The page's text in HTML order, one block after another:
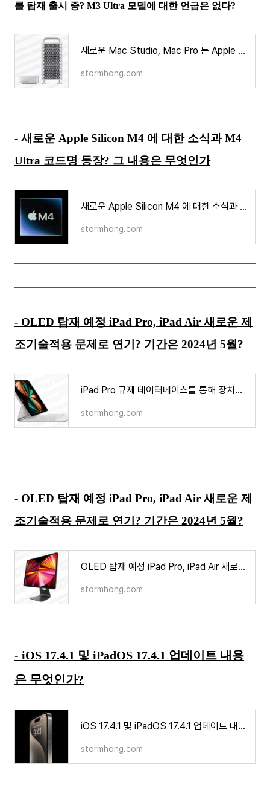
를 탑재 출시 중? M3 Ultra 모델에 대한 언급은 없다?
새로운 Mac Studio, Mac Pro 는 Apple Silicon M4 Ultra 를 탑재 출시 중? 그러나 M3 Ultra 모델에 대한 언급은
stormhong.com
- 새로운 Apple Silicon M4 에 대한 소식과 M4
Ultra 코드명 등장? 그 내용은 무엇인가
새로운 Apple Silicon M4 에 대한 소식과 M4 Ultra 코드명 등장? 그 내용은 무엇인가
stormhong.com
- OLED 탑재 예정 iPad Pro, iPad Air 새로운 제
조기술적용 문제로 연기? 기간은 2024년 5월?
iPad Pro 규제 데이터베이스를 통해 장치의 모델 번호가 나타났다?
stormhong.com
- OLED 탑재 예정 iPad Pro, iPad Air 새로운 제
조기술적용 문제로 연기? 기간은 2024년 5월?
OLED 탑재 예정 iPad Pro, iPad Air 새로운 제조기술적용 문제로 연기? 기간은 5월?
stormhong.com
- iOS 17.4.1 및 iPadOS 17.4.1 업데이트 내용
은 무엇인가?
iOS 17.4.1 및 iPadOS 17.4.1 업데이트 내용은 무엇인가?
stormhong.com